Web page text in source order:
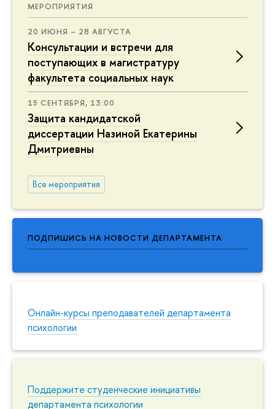
МЕРОПРИЯТИЯ
20 ИЮНЯ – 28 АВГУСТА
Консультации и встречи для
поступающих в магистратуру
факультета социальных наук
15 СЕНТЯБРЯ, 13:00
Защита кандидатской
диссертации Назиной Екатерины
Дмитриевны
Все мероприятия
ПОДПИШИСЬ НА НОВОСТИ ДЕПАРТАМЕНТА
Онлайн-курсы преподавателей департамента
психологии
Поддержите студенческие инициативы
департамента психологии